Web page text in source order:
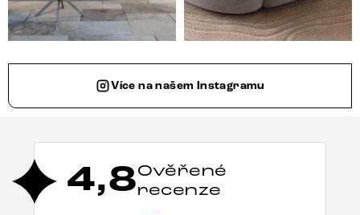
Více na našem Instagramu
4,8Ověřené
recenze